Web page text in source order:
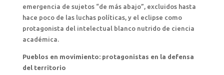
emergencia de sujetos “de más abajo”, excluidos hasta
hace poco de las luchas políticas, y el eclipse como
protagonista del intelectual blanco nutrido de ciencia
académica.
Pueblos en movimiento: protagonistas en la defensa
del territorio